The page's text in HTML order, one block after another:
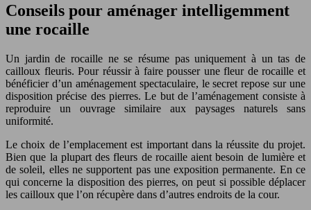
Conseils pour aménager intelligemment
une rocaille
Un jardin de rocaille ne se résume pas uniquement à un tas de
cailloux fleuris. Pour réussir à faire pousser une fleur de rocaille et
bénéficier d’un aménagement spectaculaire, le secret repose sur une
disposition précise des pierres. Le but de l’aménagement consiste à
reproduire un ouvrage similaire aux paysages naturels sans
uniformité.
Le choix de l’emplacement est important dans la réussite du projet.
Bien que la plupart des fleurs de rocaille aient besoin de lumière et
de soleil, elles ne supportent pas une exposition permanente. En ce
qui concerne la disposition des pierres, on peut si possible déplacer
les cailloux que l’on récupère dans d’autres endroits de la cour.